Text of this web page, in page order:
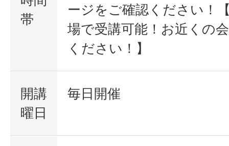
帯
ージをご確認ください！
場で受講可能！お近くの
ください！】
開講
曜日
毎日開催